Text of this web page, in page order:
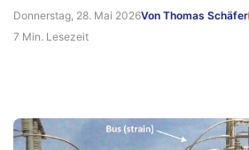
Donnerstag, 28. Mai 2026Von Thomas Schäfer
7 Min. Lesezeit